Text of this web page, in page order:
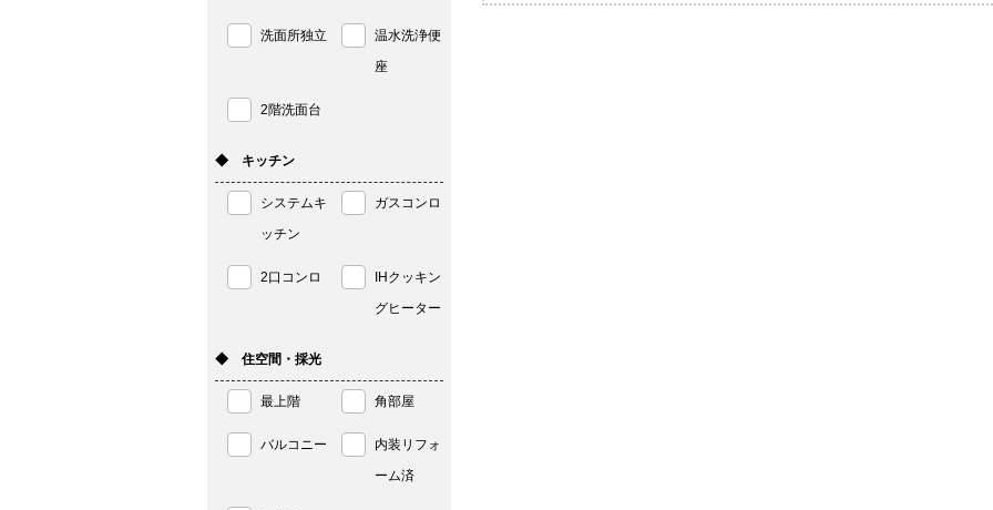
洗面所独立
温水洗浄便
座
2階洗面台
◆ キッチン
システムキ
ッチン
ガスコンロ
2口コンロ
IHクッキン
グヒーター
◆ 住空間・採光
最上階 角部屋
バルコニー
内装リフォ
ーム済